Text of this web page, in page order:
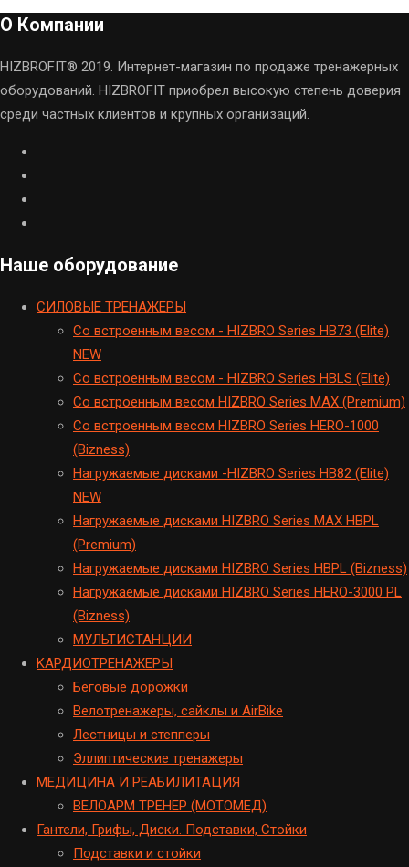
О Компании
HIZBROFIT® 2019. Интернет-магазин по продаже тренажерных
оборудований. HIZBROFIT приобрел высокую степень доверия
среди частных клиентов и крупных организаций.
Наше оборудование
CИЛОВЫЕ ТРЕНАЖЕРЫ
Cо встроенным весом - HIZBRO Series HB73 (Elite)
NEW
Cо встроенным весом - HIZBRO Series HBLS (Elite)
Со встроенным весом HIZBRO Series MAX (Premium)
Cо встроенным весом HIZBRO Series HERO-1000
(Bizness)
Hагружаемые дисками -HIZBRO Series HB82 (Elite)
NEW
Нагружаемые дисками HIZBRO Series MAX HBPL
(Premium)
Hагружаемые дисками HIZBRO Series HBPL (Bizness)
Hагружаемые дисками HIZBRO Series HERO-3000 PL
(Bizness)
МУЛЬТИСТАНЦИИ
KАРДИОТРЕНАЖЕРЫ
Беговые дорожки
Велотренажеры, сайклы и AirBike
Лестницы и степперы
Эллиптические тренажеры
МЕДИЦИНА И РЕАБИЛИТАЦИЯ
ВЕЛОАРМ ТРЕНЕР (МОТОМЕД)
Гантели, Грифы, Диски. Подставки, Стойки
Подставки и стойки